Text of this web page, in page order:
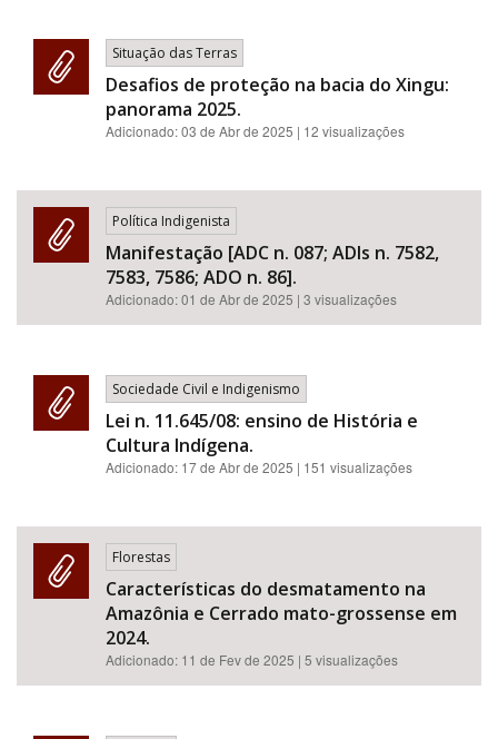
Situação das Terras
Desafios de proteção na bacia do Xingu:
panorama 2025.
Adicionado:03 de Abr de 2025 | 12 visualizações
Política Indigenista
Manifestação [ADC n. 087; ADIs n. 7582,
7583, 7586; ADO n. 86].
Adicionado:01 de Abr de 2025 | 3 visualizações
Sociedade Civil e Indigenismo
Lei n. 11.645/08: ensino de História e
Cultura Indígena.
Adicionado: 17 de Abr de 2025 | 151 visualizações
Florestas
Características do desmatamento na
Amazônia e Cerrado mato-grossense em
2024.
Adicionado: 11 de Fev de 2025 | 5 visualizações